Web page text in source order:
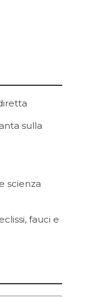
sulla
scienza
fauci e